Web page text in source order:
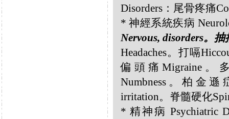
Disorders：尾骨疼痛
* 神經系統疾病
Nervous, disorders。
Headaches。打嗝
偏頭痛Migraine。
Numbness。柏金遜
irritation。脊髓硬化
* 精神病 Psychiatric